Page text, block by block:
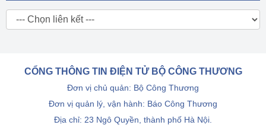
CỔNG THÔNG TIN ĐIỆN TỬ BỘ CÔNG THƯƠNG
Đơn vị chủ quản: Bộ Công Thương
Đơn vị quản lý, vận hành: Báo Công Thương
Địa chỉ: 23 Ngô Quyền, thành phố Hà Nội.